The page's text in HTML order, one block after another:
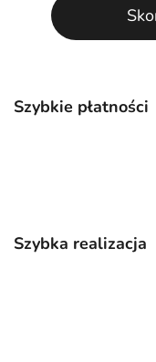
Szybkie płatności
Szybka realizacja